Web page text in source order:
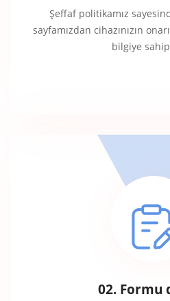
Şeffaf politikamız
sayfamızdan cihazınızın
bilgiye
02. Formu